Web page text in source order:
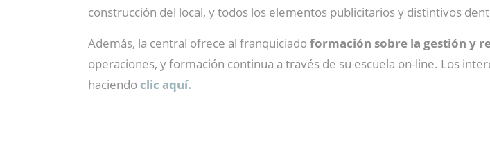
construcción del local, y todos los elementos publicitarios y distintivos
Además, la central ofrece al franquiciadoformación sobre la gestión y
operaciones, y formación continua a través de su escuela on-line. Los
haciendo clic aquí.